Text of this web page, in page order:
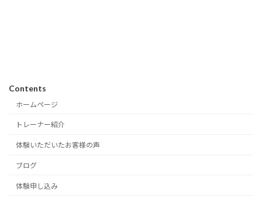
Contents
ホームページ
トレーナー紹介
体験いただいたお客様の声
ブログ
体験申し込み